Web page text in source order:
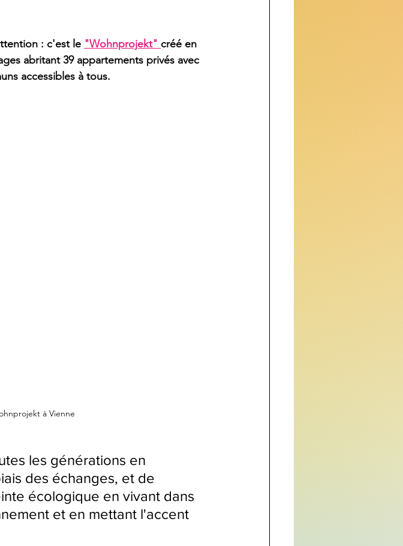
: c'est le "Wohnprojekt" créé en
abritant 39 appartements privés avec
accessibles à tous.
à Vienne
les générations en
des échanges, et de
écologique en vivant dans
et en mettant l'accent